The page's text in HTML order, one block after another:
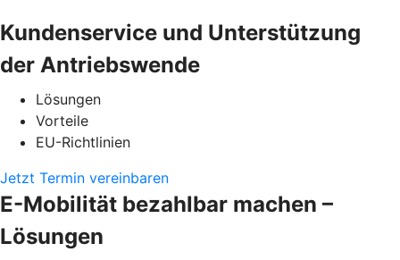
Kundenservice und Unterstützung
der Antriebswende
Lösungen
Vorteile
EU-Richtlinien
Jetzt Termin vereinbaren
E-Mobilität bezahlbar machen –
Lösungen